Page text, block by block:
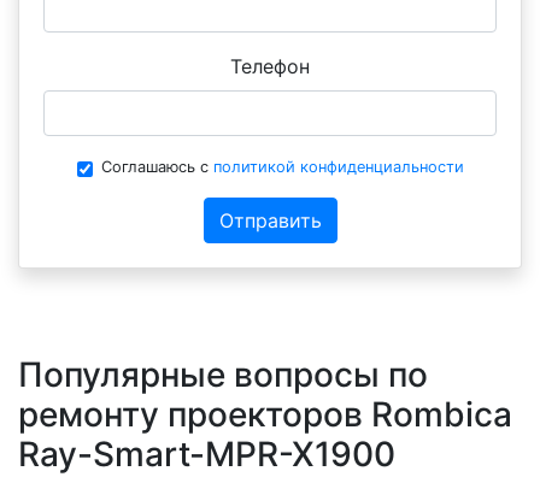
Телефон
Соглашаюсь с политикой конфиденциальности
Отправить
Популярные вопросы по
ремонту проекторов Rombica
Ray-Smart-MPR-X1900